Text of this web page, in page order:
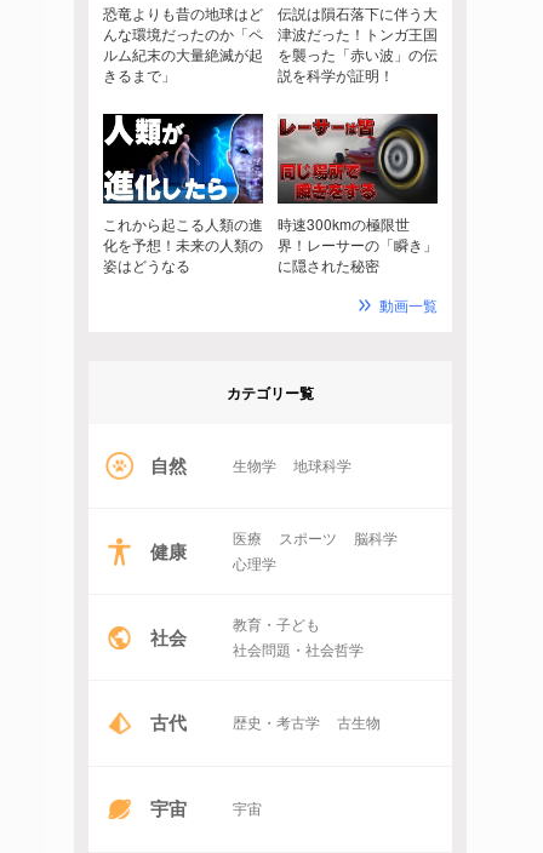
恐竜よりも昔の地球はど
んな環境だったのか「ペ
ルム紀末の大量絶滅が起
きるまで」
伝説は隕石落下に伴う大
津波だった！トンガ王国
を襲った「赤い波」の伝
説を科学が証明！
これから起こる人類の進
化を予想！未来の人類の
姿はどうなる
時速300kmの極限世
界！レーサーの「瞬き」
に隠された秘密
動画一覧
カテゴリー覧
自然 生物学 地球科学
健康 医療 スポーツ
脳科学
心理学
社会
教育・子ども
社会問題・社会哲学
古代 歴史・考古学 古生物
宇宙 宇宙